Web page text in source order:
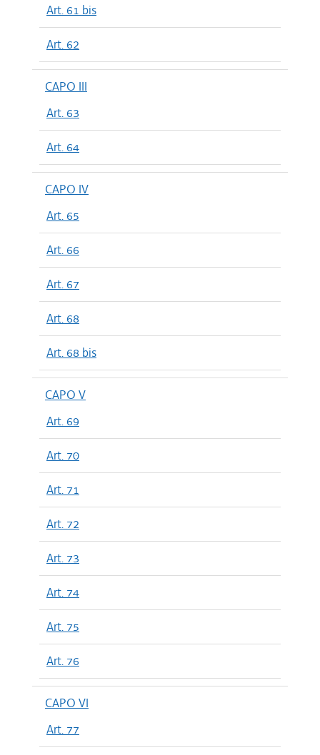
Art. 61 bis
Art. 62
CAPO III
Art. 63
Art. 64
CAPO IV
Art. 65
Art. 66
Art. 67
Art. 68
Art. 68 bis
CAPO V
Art. 69
Art. 70
Art. 71
Art. 72
Art. 73
Art. 74
Art. 75
Art. 76
CAPO VI
Art. 77